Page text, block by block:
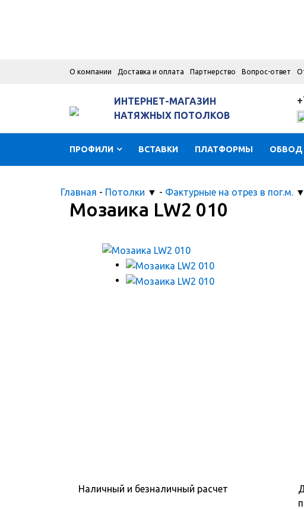
О компании Доставка и оплата Партнерство Вопрос-ответ
ИНТЕРНЕТ-МАГАЗИН
НАТЯЖНЫХ ПОТОЛКОВ
ПРОФИЛИ ВСТАВКИ ПЛАТФОРМЫ ОБВОД
Главная - Потолки ▼ - Фактурные на отрез в пог.м. ▼
Мозаика LW2 010
Наличный и безналичный расчет